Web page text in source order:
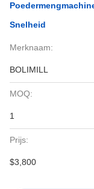
Snelheid
Merknaam:
BOLIMILL
MOQ:
1
Prijs:
$3,800